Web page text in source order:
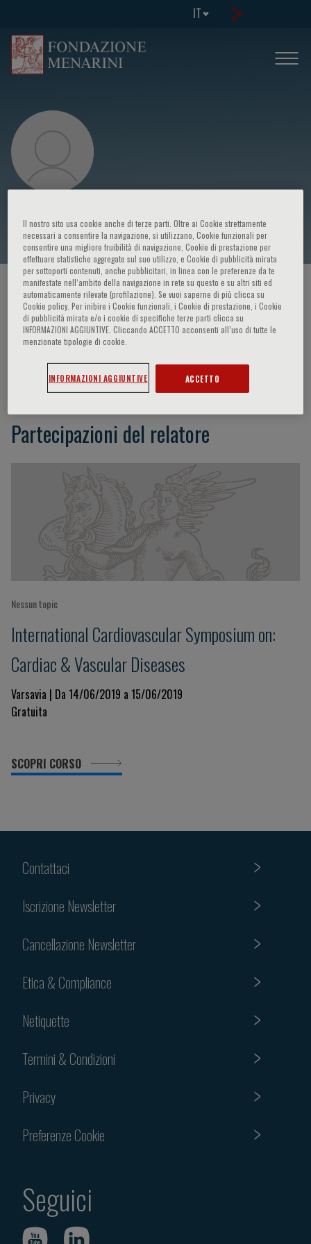
IT
Ewa Warchoł-Celińska
HOME PAGE / CORSI ED EVENTI / RELATORE
Ewa Warchoł-Celińska
Partecipazioni del relatore
Nessun topic
International Cardiovascular Symposium on:
Cardiac & Vascular Diseases
Varsavia | Da 14/06/2019 a 15/06/2019
Gratuita
SCOPRI CORSO
Contattaci
Iscrizione Newsletter
Cancellazione Newsletter
Etica & Compliance
Netiquette
Termini & Condizioni
Privacy
Preferenze Cookie
Seguici
Il nostro sito usa cookie anche di terze parti. Oltre ai Cookie strettamente
necessari a consentire la navigazione, si utilizzano, Cookie funzionali per
consentire una migliore fruibilità di navigazione, Cookie di prestazione per
effettuare statistiche aggregate sul suo utilizzo, e Cookie di pubblicità mirata
per sottoporti contenuti, anche pubblicitari, in linea con le preferenze da te
manifestate nell‘ambito della navigazione in rete su questo e su altri siti ed
automaticamente rilevate (profilazione). Se vuoi saperne di più clicca su
Cookie policy. Per inibire i Cookie funzionali, i Cookie di prestazione, i Cookie
di pubblicità mirata e/o i cookie di specifiche terze parti clicca su
INFORMAZIONI AGGIUNTIVE. Cliccando ACCETTO acconsenti all’uso di tutte le
menzionate tipologie di cookie.
INFORMAZIONI AGGIUNTIVE ACCETTO